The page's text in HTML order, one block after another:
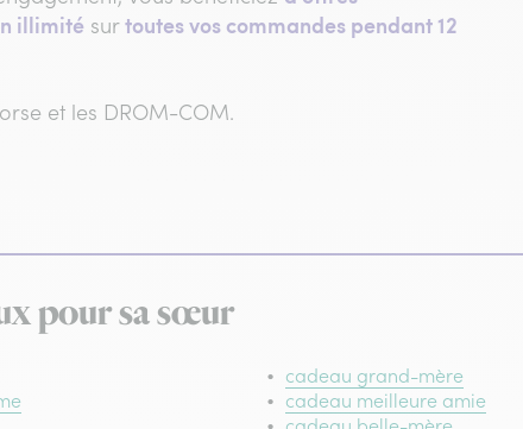
illimité surtoutes vos commandes pendant 12
et les DROM-COM.
pour sa sœur
cadeau grand-mère
cadeau meilleure amie